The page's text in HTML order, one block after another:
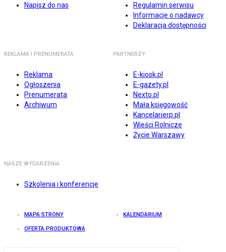
Napisz do nas
Regulamin serwisu
Informacje o nadawcy
Deklaracja dostępności
REKLAMA I PRENUMERATA
Reklama
Ogłoszenia
Prenumerata
Archiwum
PARTNERZY
E-kiosk.pl
E-gazety.pl
Nexto.pl
Mała księgowość
Kancelarierp.pl
Wieści Rolnicze
Życie Warszawy
NASZE WYDARZENIA
Szkolenia i konferencje
MAPA STRONY KALENDARIUM
OFERTA PRODUKTOWA